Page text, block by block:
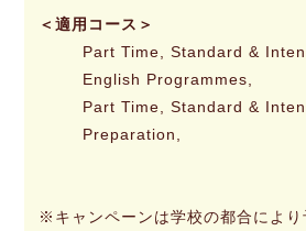
＜適用コース＞
Part Time, Standard &
English Programmes,
Part Time, Standard &
Preparation,
※キャンペーンは学校の都合により